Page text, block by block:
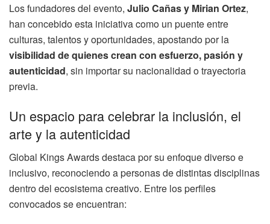
Los fundadores del evento, Julio Cañas y Mirian Ortez,
han concebido esta iniciativa como un puente entre
culturas, talentos y oportunidades, apostando por la
visibilidad de quienes crean con esfuerzo, pasión y
autenticidad, sin importar su nacionalidad o trayectoria
previa.
Un espacio para celebrar la inclusión, el
arte y la autenticidad
Global Kings Awards destaca por su enfoque diverso e
inclusivo, reconociendo a personas de distintas disciplinas
dentro del ecosistema creativo. Entre los perfiles
convocados se encuentran: